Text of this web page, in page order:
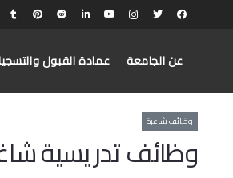
عن الجامعة عمادة القبول
وظائف شاعرة
وظائف‭ ‬تدريسية‭ ‬شاغرة‭